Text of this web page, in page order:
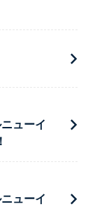
ューイ
ューイ